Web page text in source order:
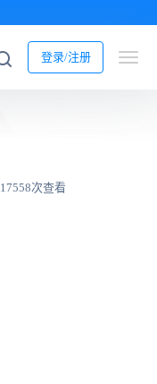
登录/注册
17558次查看